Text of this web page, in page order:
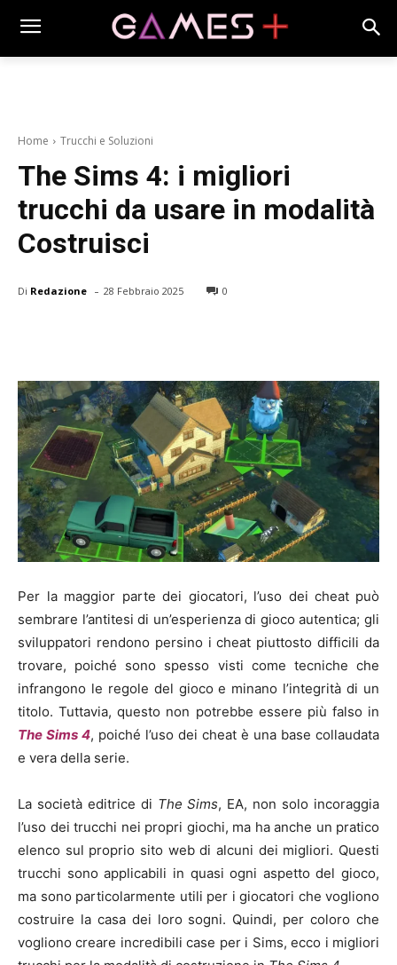
Home Trucchi e Soluzioni
The Sims 4: i migliori
trucchi da usare in modalità
Costruisci
Di Redazione - 28 Febbraio 2025 0
Per la maggior parte dei giocatori, l’uso dei cheat può
sembrare l’antitesi di un’esperienza di gioco autentica; gli
sviluppatori rendono persino i cheat piuttosto difficili da
trovare, poiché sono spesso visti come tecniche che
infrangono le regole del gioco e minano l’integrità di un
titolo. Tuttavia, questo non potrebbe essere più falso in
The Sims 4, poiché l’uso dei cheat è una base collaudata
e vera della serie.
La società editrice di The Sims, EA, non solo incoraggia
l’uso dei trucchi nei propri giochi, ma ha anche un pratico
elenco sul proprio sito web di alcuni dei migliori. Questi
trucchi sono applicabili in quasi ogni aspetto del gioco,
ma sono particolarmente utili per i giocatori che vogliono
costruire la casa dei loro sogni. Quindi, per coloro che
vogliono creare incredibili case per i Sims, ecco i migliori